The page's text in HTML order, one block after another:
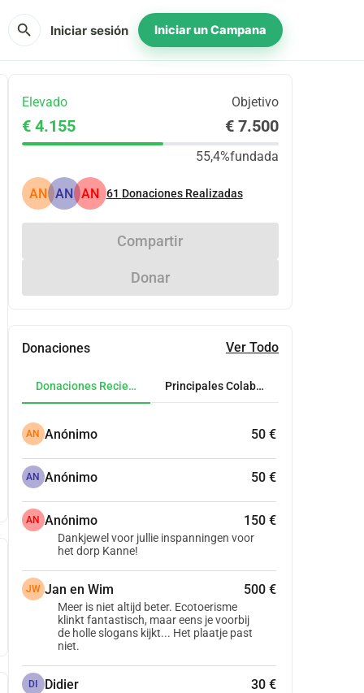
search Iniciar sesión Iniciar un Campana
Elevado Objetivo
€ 4.155 € 7.500
55,4%fundada
AN AN AN 61 Donaciones Realizadas
Compartir
Donar
Donaciones Ver Todo
Donaciones Recientes Principales Colaboradores
AN Anónimo 50 €
AN Anónimo 50 €
AN Anónimo 150 €
Dankjewel voor jullie inspanningen voor
het dorp Kanne!
JW Jan en Wim 500 €
Meer is niet altijd beter. Ecotoerisme
klinkt fantastisch, maar eens je voorbij
de holle slogans kijkt... Het plaatje past
niet.
DI Didier 30 €